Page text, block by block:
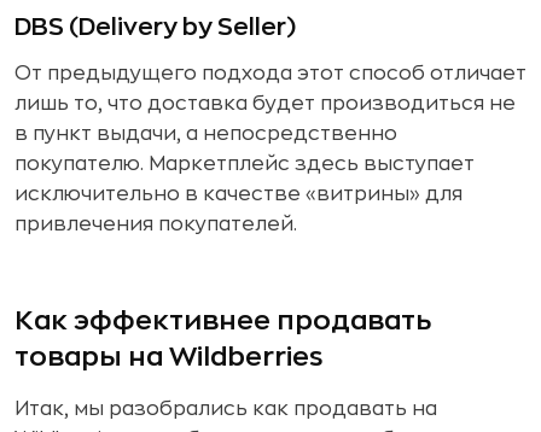
DBS (Delivery by Seller)
От предыдущего подхода этот способ отличает
лишь то, что доставка будет производиться не
в пункт выдачи, а непосредственно
покупателю. Маркетплейс здесь выступает
исключительно в качестве «витрины» для
привлечения покупателей.
Как эффективнее продавать
товары на Wildberries
Итак, мы разобрались как продавать на